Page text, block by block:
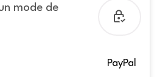
mode de
PayPal